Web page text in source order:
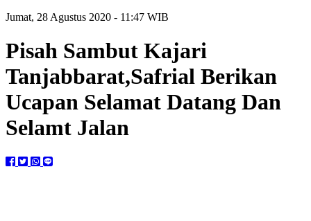
Jumat, 28 Agustus 2020 - 11:47 WIB
Pisah Sambut Kajari
Tanjabbarat,Safrial Berikan
Ucapan Selamat Datang Dan
Selamt Jalan